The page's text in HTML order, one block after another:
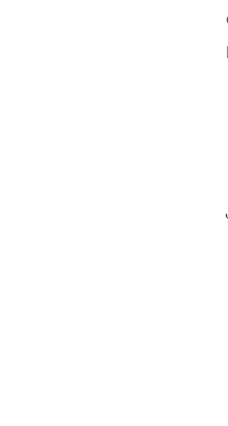
votre liste de souhaits et